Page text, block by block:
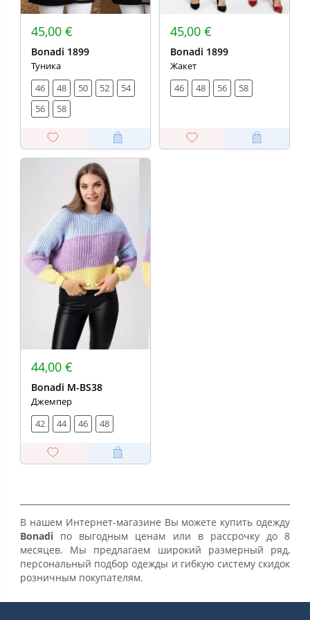
45,00 €
Bonadi 1899
Туника
46
48 50 52
54
56
58
45,00 €
Bonadi 1899
Жакет
46
48 56 58
44,00 €
Bonadi M-BS38
Джемпер
42
44 46 48
В нашем Интернет-магазине Вы можете купить одежду
Bonadi по выгодным ценам или в рассрочку до 8
месяцев. Мы предлагаем широкий размерный ряд,
персональный подбор одежды и гибкую систему скидок
розничным покупателям.